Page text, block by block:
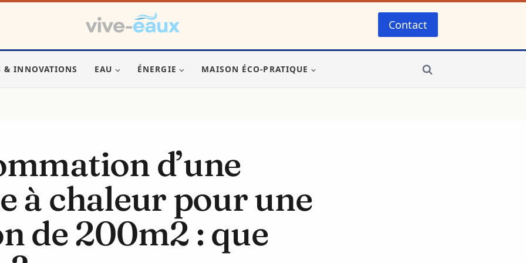
Contact
& INNOVATIONS EAU ÉNERGIE MAISON ÉCO-PRATIQUE
d’une
à chaleur pour une
de 200m2 : que